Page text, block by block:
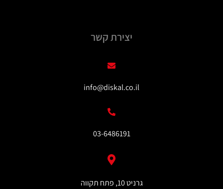
יצירת קשר
info@diskal.co.il
03-6486191
גרניט 10, פתח תקווה